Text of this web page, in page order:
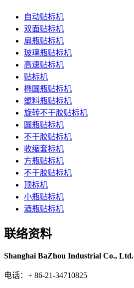
自动贴标机
双面贴标机
扁瓶贴标机
玻璃瓶贴标机
高速贴标机
贴标机
椭圆瓶贴标机
塑料瓶贴标机
旋转不干胶贴标机
圆瓶贴标机
不干胶贴标机
收缩套标机
方瓶贴标机
不干胶贴标机
顶标机
小瓶贴标机
酒瓶贴标机
联络资料
Shanghai BaZhou Industrial Co., Ltd.
电话：+ 86-21-34710825